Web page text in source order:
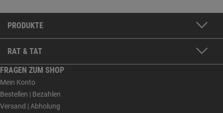
PRODUKTE
RAT & TAT
FRAGEN ZUM SHOP
Mein Konto
Bestellen | Bezahlen
Versand | Abholung